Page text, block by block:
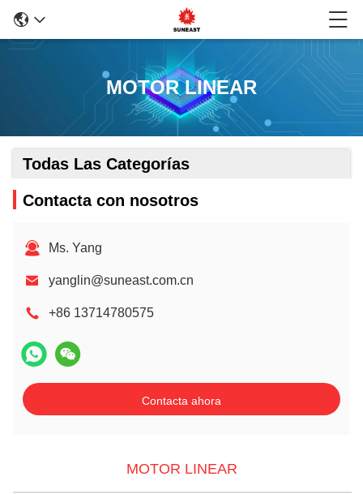
MOTOR LINEAR
Todas Las Categorías
Contacta con nosotros
Ms. Yang
yanglin@suneast.com.cn
+86 13714780575
Contacta ahora
MOTOR LINEAR